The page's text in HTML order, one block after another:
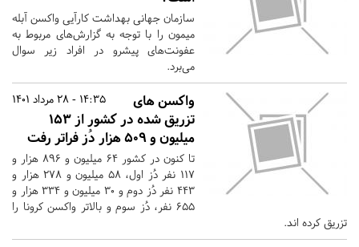
سازمان جهانی بهداشت کارآیی واکسن آبله
میمون را با توجه به گزارش‌های مربوط به
عفونت‌های پیشرو در افراد زیر سوال
می‌برد.
14:35 - 28 مرداد 1401
واکسن های
تزریق شده در کشور از ۱۵۳
میلیون و ۵۰۹ هزار دُز فراتر رفت
تا کنون در کشور ۶۴ میلیون و ۸۹۶ هزار و
۱۱۷ نفر دُز اول، ۵۸ میلیون و ۲۷۸ هزار و
۴۴۳ نفر دُز دوم و ۳۰ میلیون و ۳۳۴ هزار و
۶۵۵ نفر، دُز سوم و بالاتر واکسن کرونا را
تزریق کرده اند.